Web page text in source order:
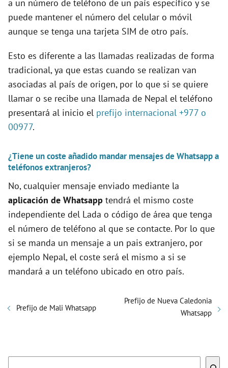
a un número de teléfono de un país específico y se
puede mantener el número del celular o móvil
aunque se tenga una tarjeta SIM de otro país.
Esto es diferente a las llamadas realizadas de forma
tradicional, ya que estas cuando se realizan van
asociadas al país de origen, por lo que si se quiere
llamar o se recibe una llamada de Nepal el teléfono
presentará al inicio el prefijo internacional +977 o
00977.
¿Tiene un coste añadido mandar mensajes de Whatsapp a
teléfonos extranjeros?
No, cualquier mensaje enviado mediante la
aplicación de Whatsapp tendrá el mismo coste
independiente del Lada o código de área que tenga
el número de teléfono al que se contacte. Por lo que
si se manda un mensaje a un pais extranjero, por
ejemplo Nepal, el coste será el mismo a si se
mandará a un teléfono ubicado en otro país.
Prefijo de Mali Whatsapp
Prefijo de Nueva Caledonia
Whatsapp